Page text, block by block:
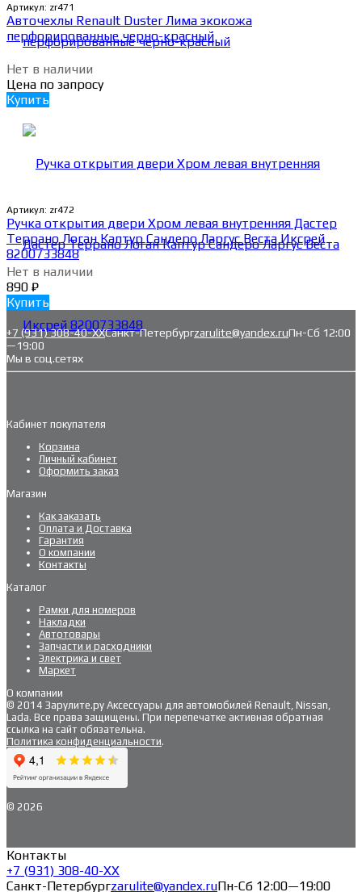
Артикул: zr471
Авточехлы Renault Duster Лима экокожа
перфорированные черно-красный
Нет в наличии
Цена по запросу
Купить
Артикул: zr472
Ручка открытия двери Хром левая внутренняя Дастер
Террано Логан Каптур Сандеро Ларгус Веста Иксрей
8200733848
Нет в наличии
890 ₽
Купить
+7 (931) 308-40-ХХСанкт-Петербургzarulite@yandex.ruПн-Сб 12:00
—19:00
Мы в соц.сетях
Кабинет покупателя
Корзина
Личный кабинет
Оформить заказ
Магазин
Как заказать
Оплата и Доставка
Гарантия
О компании
Контакты
Каталог
Рамки для номеров
Накладки
Автотовары
Запчасти и расходники
Электрика и свет
Маркет
О компании
© 2014 Зарулите.ру Аксессуары для автомобилей Renault, Nissan,
Lada. Все права защищены. При перепечатке активная обратная
ссылка на сайт обязательна.
Политика конфиденциальности.
© 2026
Контакты
+7 (931) 308-40-ХХ
Санкт-Петербургzarulite@yandex.ruПн-Сб 12:00—19:00